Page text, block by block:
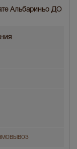
Альбариньо ДО